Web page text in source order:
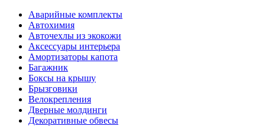
Аварийные комплекты
Автохимия
Авточехлы из экокожи
Аксессуары интерьера
Амортизаторы капота
Багажник
Боксы на крышу
Брызговики
Велокрепления
Дверные молдинги
Декоративные обвесы